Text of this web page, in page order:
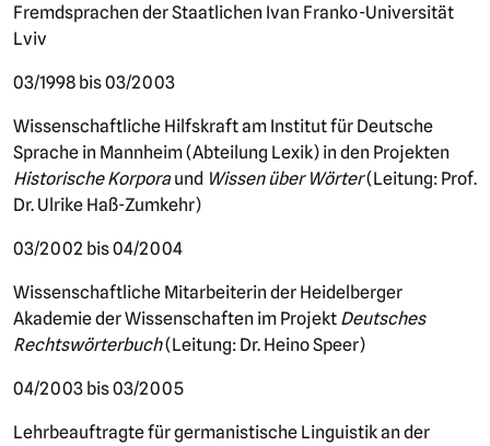
Fremdsprachen der Staatlichen Ivan Franko-Universität
Lviv
03/1998 bis 03/2003
Wissenschaftliche Hilfskraft am Institut für Deutsche
Sprache in Mannheim (Abteilung Lexik) in den Projekten
Historische Korporaund Wissen über Wörter(Leitung: Prof.
Dr. Ulrike Haß-Zumkehr)
03/2002 bis 04/2004
Wissenschaftliche Mitarbeiterin der Heidelberger
Akademie der Wissenschaften im Projekt Deutsches
Rechtswörterbuch(Leitung: Dr. Heino Speer)
04/2003 bis 03/2005
Lehrbeauftragte für germanistische Linguistik an der